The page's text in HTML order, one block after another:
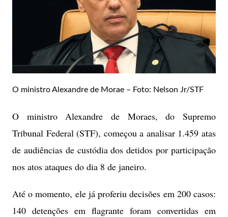
O ministro Alexandre de Morae – Foto: Nelson Jr/STF
O ministro Alexandre de Moraes, do Supremo
Tribunal Federal (STF), começou a analisar 1.459 atas
de audiências de custódia dos detidos por participação
nos atos ataques do dia 8 de janeiro.
Até o momento, ele já proferiu decisões em 200 casos:
140 detenções em flagrante foram convertidas em